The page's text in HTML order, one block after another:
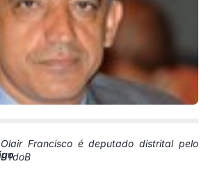
Olair Francisco é deputado distrital pelo
PTdoB